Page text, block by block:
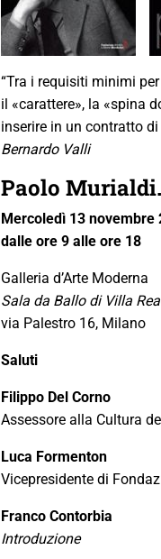
“Tra i requisiti minimi
il «carattere», la «spina
inserire in un contratto di
Bernardo Valli
Paolo
Mercoledì 13 novembre
dalle ore 9 alle ore 18
Galleria d’Arte Moderna
Sala da Ballo di Villa
via Palestro 16, Milano
Saluti
Filippo Del Corno
Assessore alla Cultura
Luca Formenton
Vicepresidente di
Franco Contorbia
Introduzione